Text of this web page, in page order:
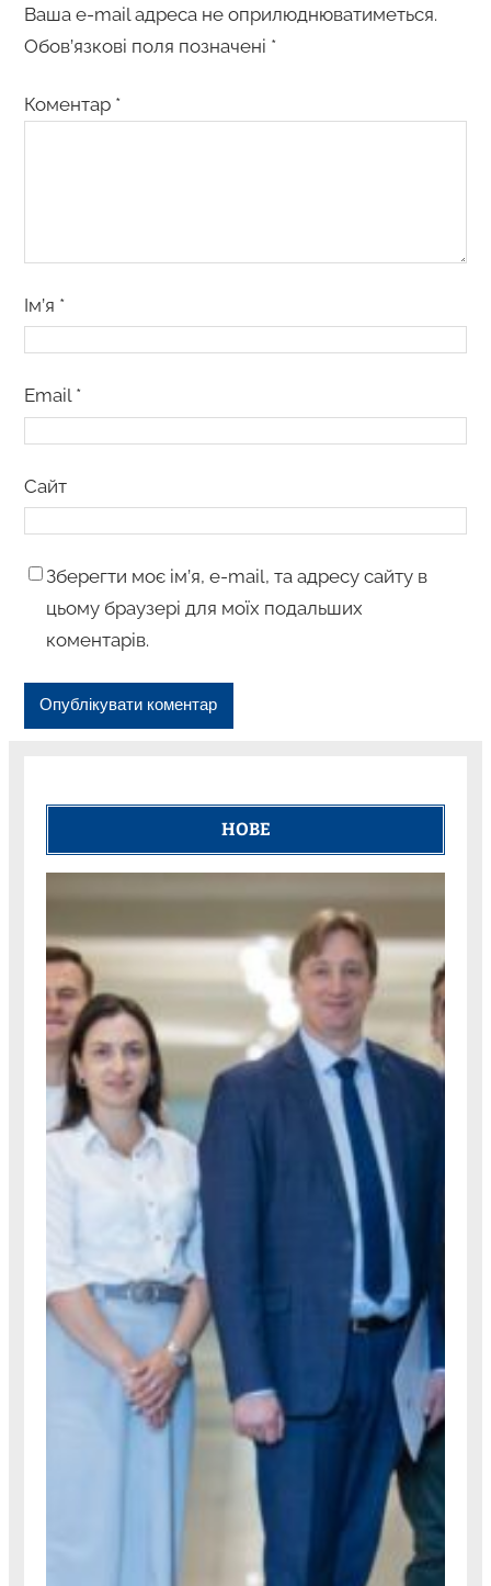
Ваша e-mail адреса не оприлюднюватиметься.
Обов’язкові поля позначені *
Коментар *
Ім’я *
Email *
Сайт
Зберегти моє ім’я, e-mail, та адресу сайту в
цьому браузері для моїх подальших
коментарів.
НОВЕ